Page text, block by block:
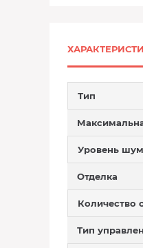
Тип
Уровень
Отделка
Количество
Тип